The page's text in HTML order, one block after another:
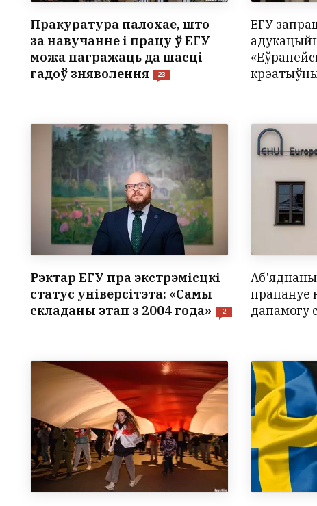
Пракуратура палохае, што
за навучанне і працу ў ЕГУ
можа пагражаць да шасці
гадоў зняволення
23
ЕГУ
Рэктар ЕГУ пра экстрэмісцкі
статус універсітэта: «Самы
складаны этап з 2004 года»
2
Аб'яднаны
дапамогу